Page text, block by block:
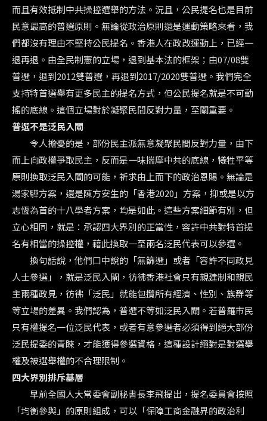
而且有效抵制中共操控選舉的方法。況且，公民提名也是目前
民意最高的普選原則。無論從政治原則還是運動策略來看，我
們都沒有理由不堅持公民提名。香港人在政改運動上，已經一
退再退。由全民制憲的立場，退到基本法的框架；由07/08雙
普選，退到2012雙普選，再退到2017/2020雙普選。我們完全
支持特首選舉有更多民主的提名方式，但公民提名就是不可動
搖的底線。這個立場對於凝聚民間反對力量，至關重要。
普選不是泛民入閘
令人擔憂的是，部份民主派無意凝聚民間反對力量，由下
而上向政權爭取民主，反而是一味揣摩中共的底線，犧牲平等
原則換取泛民入閘的可能，祈求由上而下的政治恩賜。無論是
湯家驊方案，還是陳方安生的「香港2020」方案，抑或是以方
志恆為首的十八學者方案，均是如此。這些方案細節有別，但
立心相同，就是：承認四大界別的正當性，容許中共對特首提
名有相當的操控權，藉此換取一至兩名泛民代表可以參選。
換句話說，他們口中說的「無篩選」或者「容許不同政見
人士參選」，就是泛民入閘，彷彿香港社會只有親建制和親民
主兩種政見，彷彿「泛民」就能包攬所有經濟、性別、族群等
等立場的差異。我們認為，普選不等如泛民入閘。若普羅市民
只有權提名一位泛民代表，或者有意參選者必須得到絕大部份
泛民提委的青睞，才能獲得參選資格，這種設計絕對是對選舉
權及被選舉權的不合理限制。
四大界別排斥基層
早前全國人大常委會副秘書長李飛提出，提名委員會按照
「均衡參與」的原則組成，可以「保障工商金融界的政治利